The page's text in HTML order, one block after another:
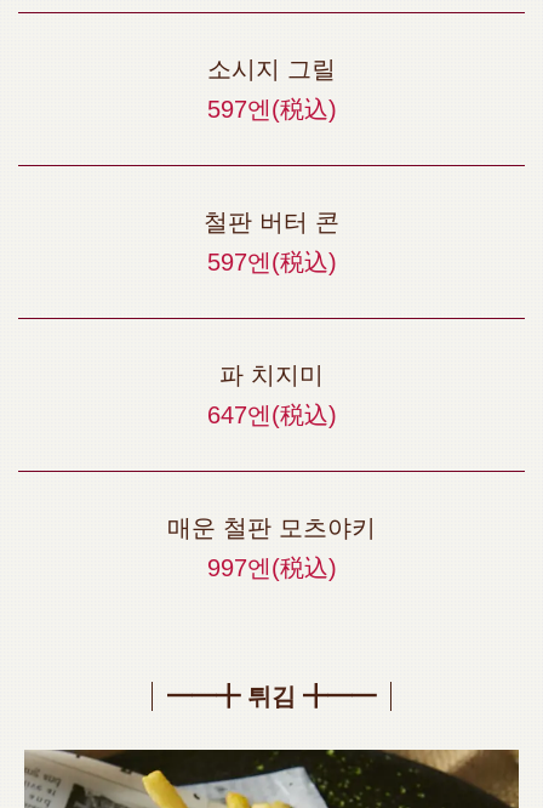
소시지 그릴
597엔 (税込)
철판 버터 콘
597엔 (税込)
파 치지미
647엔 (税込)
매운 철판 모츠야키
997엔 (税込)
━━╋ 튀김 ╋━━